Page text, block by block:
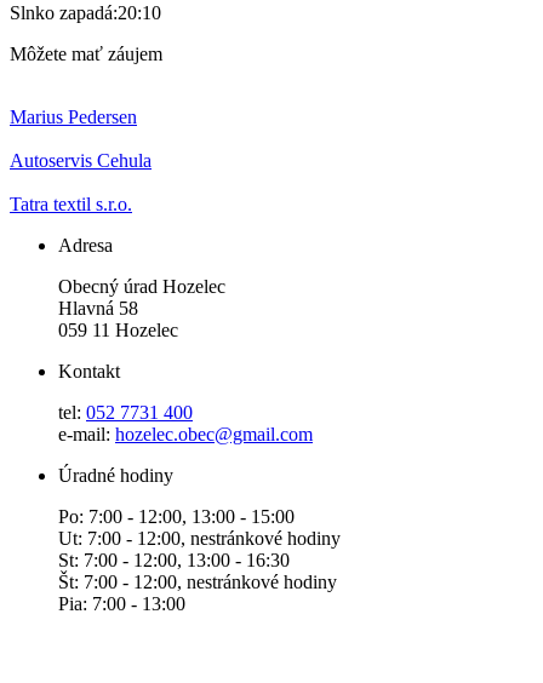
Slnko zapadá:20:10
Môžete mať záujem
Marius Pedersen
Autoservis Cehula
Tatra textil s.r.o.
Adresa
Obecný úrad Hozelec
Hlavná 58
059 11 Hozelec
Kontakt
tel: 052 7731 400
e-mail: hozelec.obec@gmail.com
Úradné hodiny
Po: 7:00 - 12:00, 13:00 - 15:00
Ut: 7:00 - 12:00, nestránkové hodiny
St: 7:00 - 12:00, 13:00 - 16:30
Št: 7:00 - 12:00, nestránkové hodiny
Pia: 7:00 - 13:00